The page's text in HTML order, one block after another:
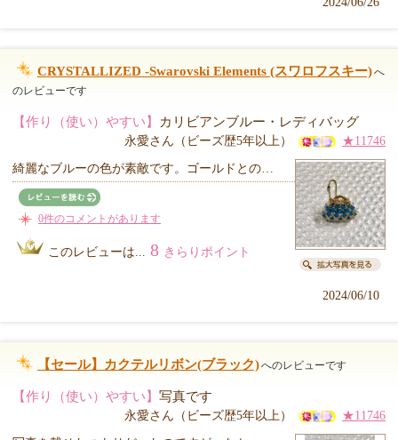
CRYSTALLIZED -Swarovski Elements (スワロフスキー)へ
のレビューです
【作り（使い）やすい】 カリビアンブルー・レディバッグ
永愛さん（ビーズ歴5年以上） ★11746
綺麗なブルーの色が素敵です。ゴールドとの…
0件のコメントがあります
このレビューは... 8 きらりポイント
2024/06/10
【セール】カクテルリボン(ブラック)へのレビューです
【作り（使い）やすい】 写真です
永愛さん（ビーズ歴5年以上） ★11746